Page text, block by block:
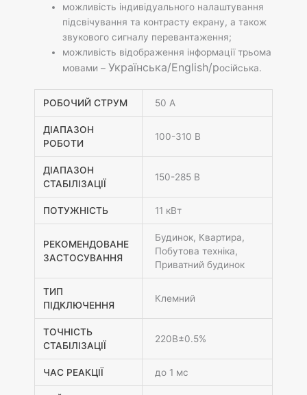
можливість індивідуального налаштування
підсвічування та контрасту екрану, а також
звукового сигналу перевантаження;
можливість відображення інформації трьома
мовами –Українська/English/російська.
РОБОЧИЙ СТРУМ 50 А
ДІАПАЗОН
РОБОТИ
100-310 В
ДІАПАЗОН
СТАБІЛІЗАЦІЇ
150-285 В
ПОТУЖНІСТЬ 11 кВт
РЕКОМЕНДОВАНЕ
ЗАСТОСУВАННЯ
Будинок, Квартира,
Побутова техніка,
Приватний будинок
ТИП
ПІДКЛЮЧЕННЯ
Клемний
ТОЧНІСТЬ
СТАБІЛІЗАЦІЇ
220В±0.5%
ЧАС РЕАКЦІЇ до 1 мс